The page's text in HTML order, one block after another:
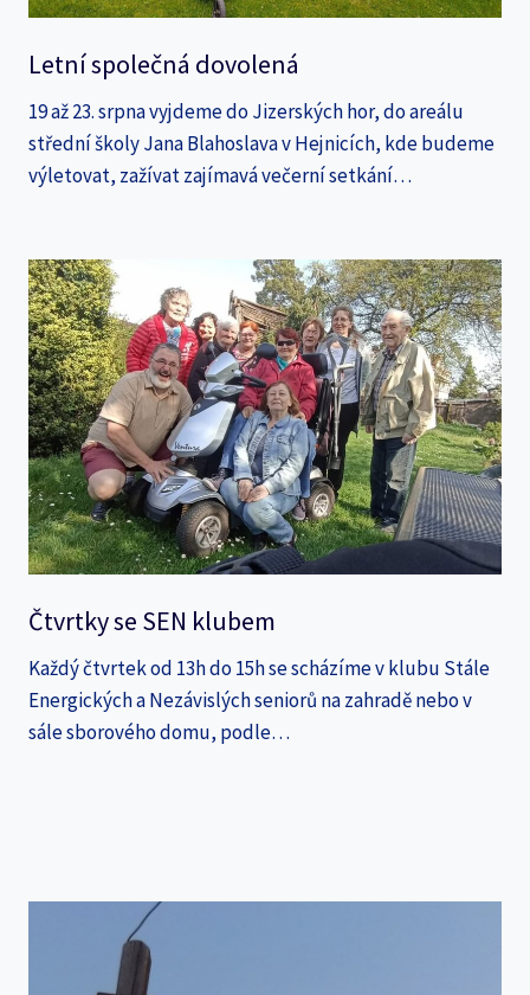
Letní společná dovolená
19 až 23. srpna vyjdeme do Jizerských hor, do areálu
střední školy Jana Blahoslava v Hejnicích, kde budeme
výletovat, zažívat zajímavá večerní setkání…
Čtvrtky se SEN klubem
Každý čtvrtek od 13h do 15h se scházíme v klubu Stále
Energických a Nezávislých seniorů na zahradě nebo v
sále sborového domu, podle…